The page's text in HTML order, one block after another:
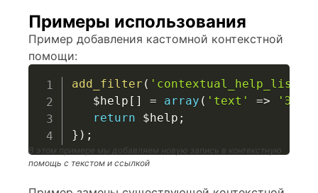
Примеры использования
Пример добавления кастомной контекстной
помощи:
add_filter ( 'contextual_help_list'
$help [ ] = array ( 'text' =>
'Это
return
$help ;
} ) ;
В этом примере мы добавляем новую запись в контекстную
помощь с текстом и ссылкой